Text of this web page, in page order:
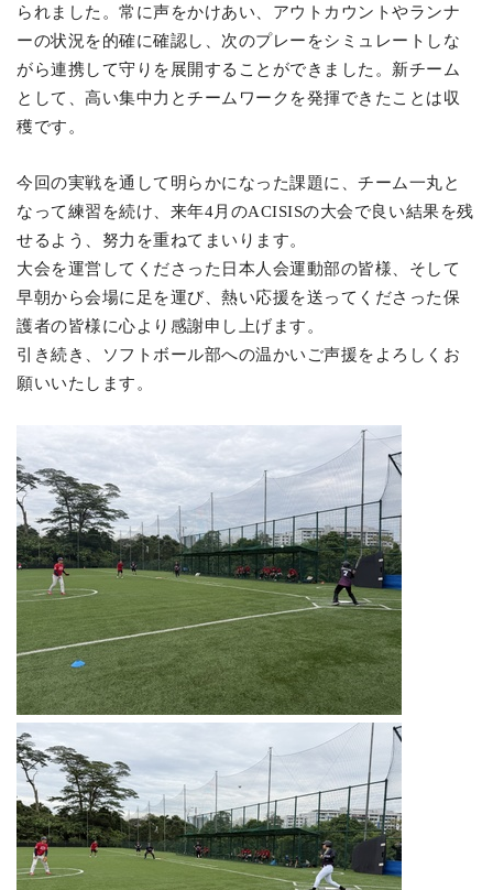
られました。常に声をかけあい、アウトカウントやランナ
ーの状況を的確に確認し、次のプレーをシミュレートしな
がら連携して守りを展開することができました。新チーム
として、高い集中力とチームワークを発揮できたことは収
穫です。
今回の実戦を通して明らかになった課題に、チーム一丸と
なって練習を続け、来年4月のACISISの大会で良い結果を残
せるよう、努力を重ねてまいります。
大会を運営してくださった日本人会運動部の皆様、そして
早朝から会場に足を運び、熱い応援を送ってくださった保
護者の皆様に心より感謝申し上げます。
引き続き、ソフトボール部への温かいご声援をよろしくお
願いいたします。